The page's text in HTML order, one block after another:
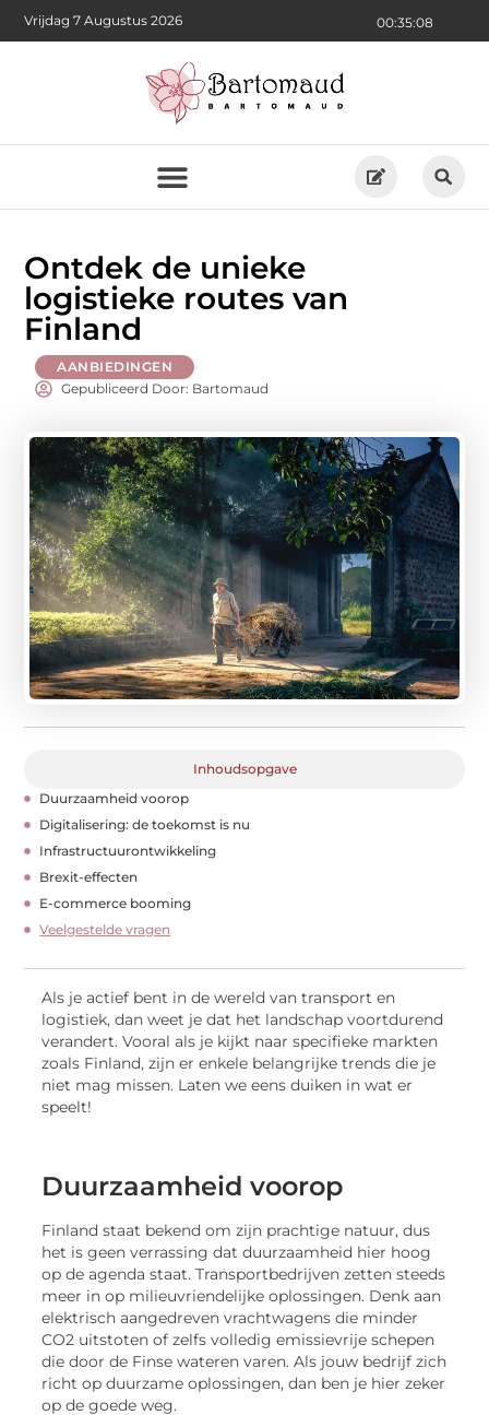
00:35:09
Vrijdag 7 Augustus 2026
Ontdek de unieke
logistieke routes van
Finland
AANBIEDINGEN
Gepubliceerd Door: Bartomaud
Inhoudsopgave
Duurzaamheid voorop
Digitalisering: de toekomst is nu
Infrastructuurontwikkeling
Brexit-effecten
E-commerce booming
Veelgestelde vragen
Als je actief bent in de wereld van transport en
logistiek, dan weet je dat het landschap voortdurend
verandert. Vooral als je kijkt naar specifieke markten
zoals Finland, zijn er enkele belangrijke trends die je
niet mag missen. Laten we eens duiken in wat er
speelt!
Duurzaamheid voorop
Finland staat bekend om zijn prachtige natuur, dus
het is geen verrassing dat duurzaamheid hier hoog
op de agenda staat. Transportbedrijven zetten steeds
meer in op milieuvriendelijke oplossingen. Denk aan
elektrisch aangedreven vrachtwagens die minder
CO2 uitstoten of zelfs volledig emissievrije schepen
die door de Finse wateren varen. Als jouw bedrijf zich
richt op duurzame oplossingen, dan ben je hier zeker
op de goede weg.